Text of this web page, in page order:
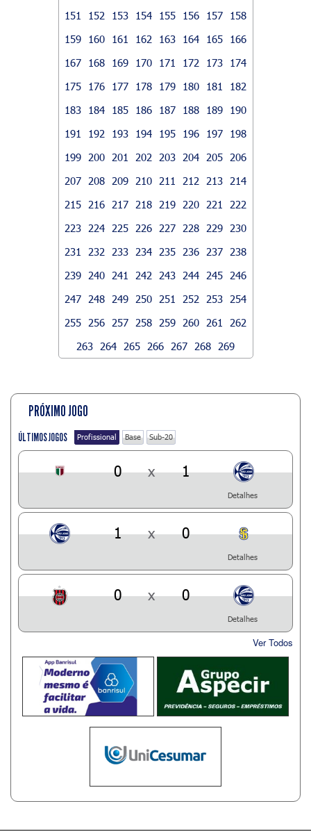
151
152 153 154 155 156 157
158
159
160 161 162 163 164 165
166
167
168 169 170 171 172 173
174
175
176 177 178 179 180 181
182
183
184 185 186 187 188 189
190
191
192 193 194 195 196 197
198
199
200 201 202 203 204 205
206
207
208 209 210 211 212 213
214
215
216 217 218 219 220 221
222
223
224 225 226 227 228 229
230
231
232 233 234 235 236 237
238
239
240 241 242 243 244 245
246
247
248 249 250 251 252 253
254
255
256 257 258 259 260 261
262
263
264 265 266 267 268 269
PRÓXIMO JOGO
ÚLTIMOS JOGOS Profissional Base Sub-20
0 x 1
Detalhes
1 x 0
Detalhes
0 x 0
Detalhes
Ver Todos